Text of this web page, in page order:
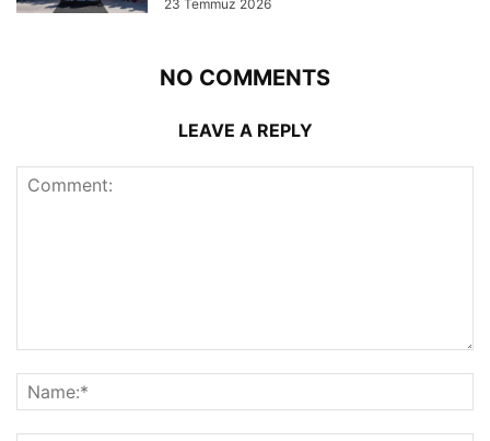
23 Temmuz 2026
NO COMMENTS
LEAVE A REPLY